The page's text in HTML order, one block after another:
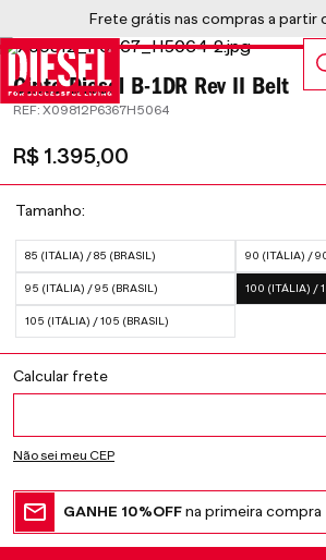
Frete grátis nas compras a partir
Cinto Diesel B-1DR Rev II Belt
: X09812P6367H5064
R$ 1.395,00
Tamanho
85 (ITÁLIA) / 85 (BRASIL) 90 (ITÁLIA) /
95 (ITÁLIA) / 95 (BRASIL) 100 (ITÁLIA) /
105 (ITÁLIA) / 105 (BRASIL)
Não sei meu CEP
GANHE 10%OFFna primeira compra